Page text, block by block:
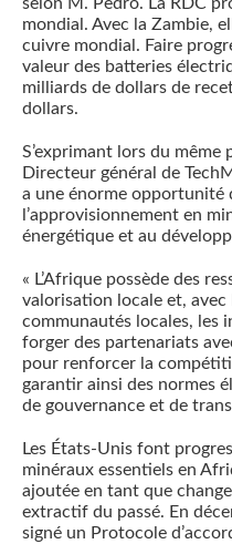
selon M. Pedro. La RDC
mondial. Avec la Zambie,
cuivre mondial. Faire
valeur des batteries
milliards de dollars de
dollars.
S’exprimant lors du
Directeur général de
a une énorme opportunité
l’approvisionnement en
énergétique et au
« L’Afrique possède des
valorisation locale et,
communautés locales, les
forger des partenariats
pour renforcer la
garantir ainsi des normes
de gouvernance et de
Les États-Unis font
minéraux essentiels en
ajoutée en tant que
extractif du passé. En
signé un Protocole